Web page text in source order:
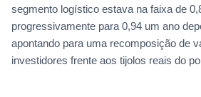
segmento logístico estava na faixa de
progressivamente para 0,94 um ano
apontando para uma recomposição de
investidores frente aos tijolos reais do